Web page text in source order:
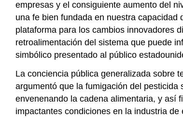
empresas y el consiguiente aumento del
una fe bien fundada en nuestra
plataforma para los cambios innovadores
retroalimentación del sistema que puede
simbólico presentado al público
La conciencia pública generalizada sobre
argumentó que la fumigación del
envenenando la cadena alimentaria, y así
impactantes condiciones en la industria